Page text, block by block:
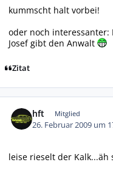
kummscht halt vorbei!
oder noch interessanter:
Josef gibt den Anwalt
Zitat
hft Mitglied
26. Februar 2009 um
leise rieselt der